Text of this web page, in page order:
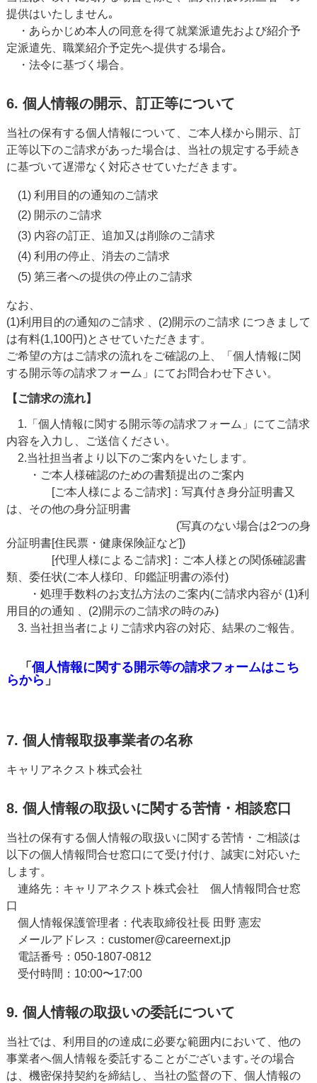
提供はいたしません｡
・あらかじめ本人の同意を得て就業派遣先および紹介予
定派遣先、職業紹介予定先へ提供する場合｡
・法令に基づく場合。
6. 個人情報の開示、訂正等について
当社の保有する個人情報について、ご本人様から開示、訂
正等以下のご請求があった場合は、当社の規定する手続き
に基づいて遅滞なく対応させていただきます｡
(1) 利用目的の通知のご請求
(2) 開示のご請求
(3) 内容の訂正、追加又は削除のご請求
(4) 利用の停止、消去のご請求
(5) 第三者への提供の停止のご請求
なお、
(1)利用目的の通知のご請求 、(2)開示のご請求 につきまして
は有料(1,100円)とさせていただきます。
ご希望の方はご請求の流れをご確認の上、「個人情報に関
する開示等の請求フォーム」にてお問合わせ下さい。
【ご請求の流れ】
1.「個人情報に関する開示等の請求フォーム」にてご請求
内容を入力し、ご送信ください。
2.当社担当者より以下のご案内をいたします。
・ご本人様確認のための書類提出のご案内
[ご本人様によるご請求]：写真付き身分証明書又
は、その他の身分証明書
(写真のない場合は2つの身
分証明書[住民票・健康保険証など])
[代理人様によるご請求]：ご本人様との関係確認書
類、委任状(ご本人様印、印鑑証明書の添付)
・処理手数料のお支払方法のご案内(ご請求内容が (1)利
用目的の通知 、(2)開示のご請求の時のみ)
3. 当社担当者によりご請求内容の対応、結果のご報告。
「 個人情報に関する開示等の請求フォームはこち
らから 」
7. 個人情報取扱事業者の名称
キャリアネクスト株式会社
8. 個人情報の取扱いに関する苦情・相談窓口
当社の保有する個人情報の取扱いに関する苦情・ご相談は
以下の個人情報問合せ窓口にて受け付け、誠実に対応いた
します。
連絡先：キャリアネクスト株式会社 個人情報問合せ窓
口
個人情報保護管理者：代表取締役社長 田野 憲宏
メールアドレス：customer@careernext.jp
電話番号：050-1807-0812
受付時間：10:00〜17:00
9. 個人情報の取扱いの委託について
当社では、利用目的の達成に必要な範囲内において、他の
事業者へ個人情報を委託することがございます｡その場合
は、機密保持契約を締結し、当社の監督の下、個人情報の